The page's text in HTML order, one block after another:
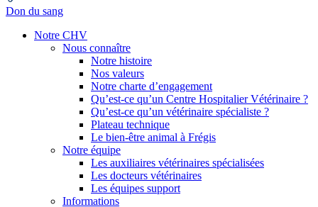
Don du sang
Notre CHV
Nous connaître
Notre histoire
Nos valeurs
Notre charte d’engagement
Qu’est-ce qu’un Centre Hospitalier Vétérinaire ?
Qu’est-ce qu’un vétérinaire spécialiste ?
Plateau technique
Le bien-être animal à Frégis
Notre équipe
Les auxiliaires vétérinaires spécialisées
Les docteurs vétérinaires
Les équipes support
Informations